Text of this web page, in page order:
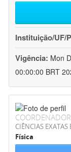
Instituição/UF/
Vigência: Mon
00:00:00 BRT
CIÊNCIAS EXATAS
Física